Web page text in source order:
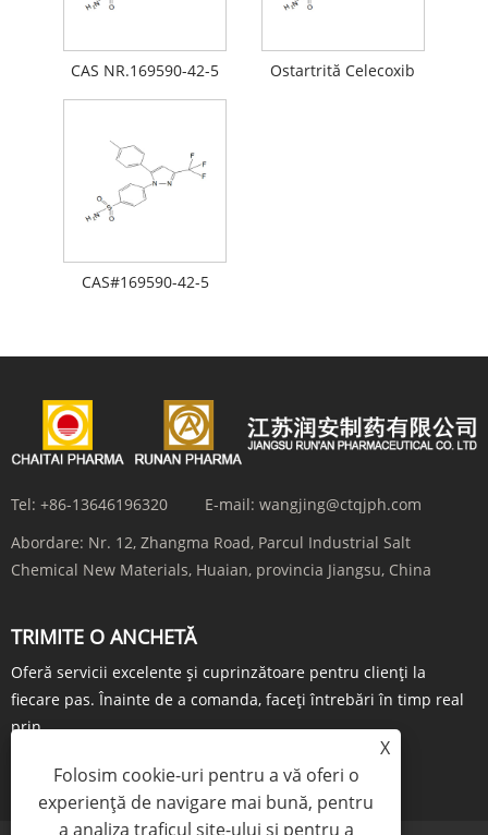
CAS NR.169590-42-5 Ostartrită Celecoxib
CAS#169590-42-5
Tel: +86-13646196320 E-mail: wangjing@ctqjph.com
Abordare: Nr. 12, Zhangma Road, Parcul Industrial Salt
Chemical New Materials, Huaian, provincia Jiangsu, China
TRIMITE O ANCHETĂ
Oferă servicii excelente și cuprinzătoare pentru clienți la
fiecare pas. Înainte de a comanda, faceți întrebări în timp real
prin...
ÎNTREBARE ACUM
X
Folosim cookie-uri pentru a vă oferi o
experiență de navigare mai bună, pentru
a analiza traficul site-ului și pentru a